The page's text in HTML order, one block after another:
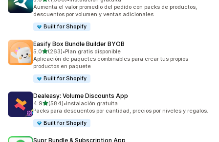
1500 reseñas en total
Aumenta el valor promedio del pedido con packs de productos,
descuentos por volumen y ventas adicionales
Built for Shopify
Easify Box Bundle Builder BYOB
5.0de 5 estrellas
(263)
263 reseñas en total
•Plan gratis disponible
Aplicación de paquetes combinables para crear tus propios
productos en paquete
Built for Shopify
Dealeasy: Volume Discounts App
4.9de 5 estrellas
(584)
584 reseñas en total
•Instalación gratuita
Packs para descuentos por cantidad, precios por niveles y regalos.
Built for Shopify
Supr Bundle & Subscription App